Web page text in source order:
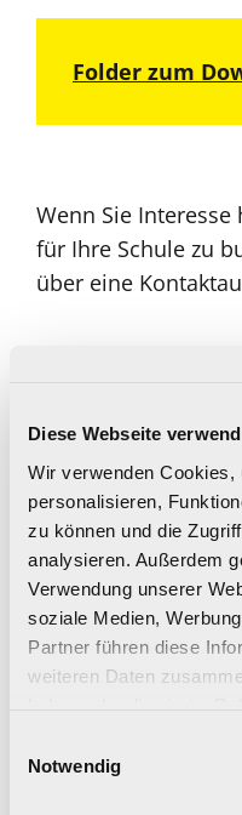
Diese Webseite
Wir verwenden Cookies,
personalisieren,
zu können und die
analysieren. Außerdem
Verwendung unserer
soziale Medien,
Partner führen diese
weiteren Daten
Notwendig
Ihre
Folder zum
Wenn Sie
für Ihre Schule zu
über eine